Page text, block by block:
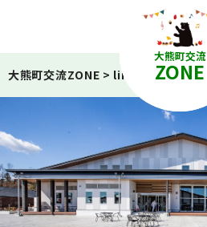
大熊町交流
ZONE
大熊町交流ZONE > linkる大熊